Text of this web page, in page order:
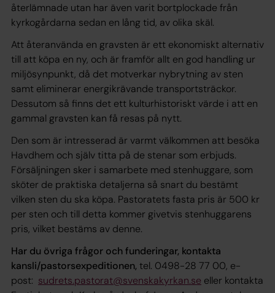
återlämnade utan har även varit bortplockade från
kyrkogårdarna sedan en lång tid, av olika skäl.
Att återanvända en gravsten är ett ekonomiskt alternativ
till att köpa en ny, och är framför allt en god handling ur
miljösynpunkt, då det motverkar nybrytning av sten
samt eliminerar energikrävande transportsträckor.
Dessutom så finns det ett kulturhistoriskt värde i att en
gammal gravsten kan få resas på nytt.
Den som är intresserad är varmt välkommen att besöka
Havdhem och själv titta på de stenar som erbjuds.
Försäljningen sker i samarbete med stenhuggare, som
sköter de praktiska detaljerna så snart du bestämt
vilken sten du ska köpa. Pastoratets fasta pris är 500 kr
per sten och till detta kommer givetvis stenhuggarens
pris, vilket bestäms av denne.
Har du övriga frågor och funderingar, kontakta
kansli/pastorsexpeditionen,tel. 0498-28 77 00, e-
post: sudrets.pastorat@svenskakyrkan.se eller kontakta